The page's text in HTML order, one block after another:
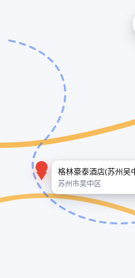
格林豪泰酒店(苏州吴
苏州市吴中区